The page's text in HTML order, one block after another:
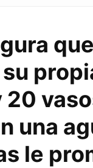
20
una
le